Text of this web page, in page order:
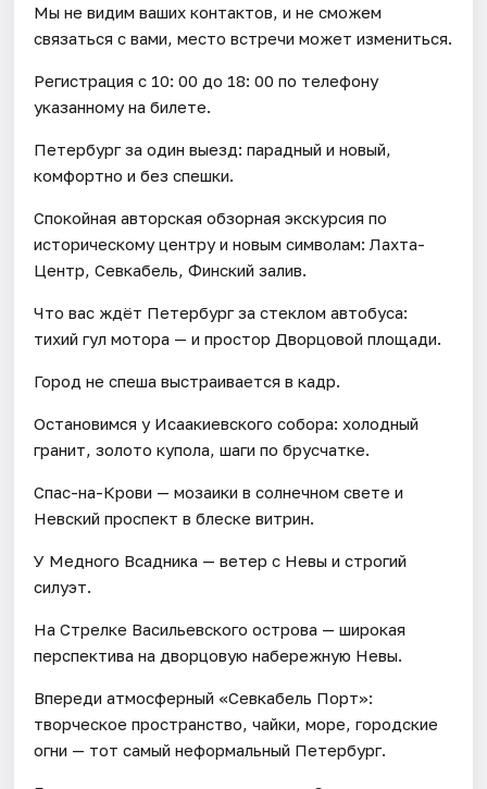
Мы не видим ваших контактов, и не сможем
связаться с вами, место встречи может измениться.
Регистрация с 10: 00 до 18: 00 по телефону
указанному на билете.
Петербург за один выезд: парадный и новый,
комфортно и без спешки.
Спокойная авторская обзорная экскурсия по
историческому центру и новым символам: Лахта-
Центр, Севкабель, Финский залив.
Что вас ждёт Петербург за стеклом автобуса:
тихий гул мотора — и простор Дворцовой площади.
Город не спеша выстраивается в кадр.
Остановимся у Исаакиевского собора: холодный
гранит, золото купола, шаги по брусчатке.
Спас-на-Крови — мозаики в солнечном свете и
Невский проспект в блеске витрин.
У Медного Всадника — ветер с Невы и строгий
силуэт.
На Стрелке Васильевского острова — широкая
перспектива на дворцовую набережную Невы.
Впереди атмосферный «Севкабель Порт»:
творческое пространство, чайки, море, городские
огни — тот самый неформальный Петербург.